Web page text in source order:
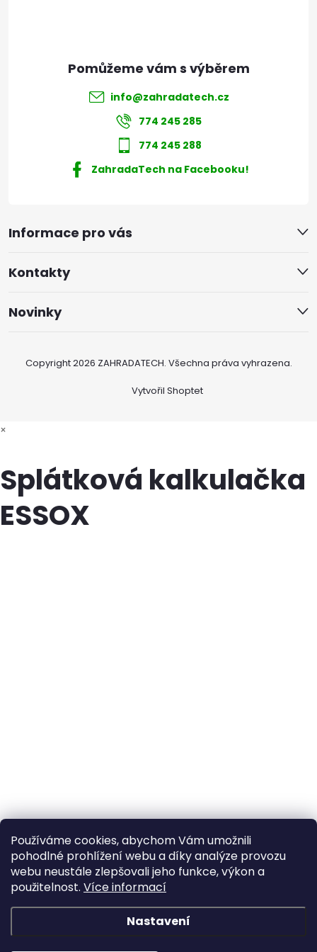
Používáme cookies, abychom Vám umožnili
pohodlné prohlížení webu a díky analýze provozu
webu neustále zlepšovali jeho funkce, výkon a
použitelnost. Více informací
Nastavení
Informace pro vás
Kontakty
Novinky
info@zahradatech.cz
774 245 285
774 245 288
ZahradaTech na Facebooku!
Vytvořil Shoptet
Copyright 2026 ZAHRADATECH. Všechna práva vyhrazena.
×
Splátková kalkulačka
ESSOX